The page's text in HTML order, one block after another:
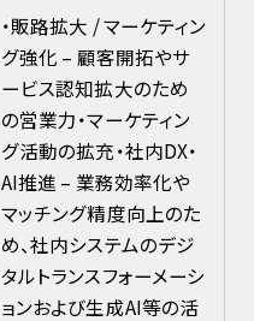
・販路拡大 / マーケティン
グ強化 – 顧客開拓やサ
ービス認知拡大のため
の営業力・マーケティン
グ活動の拡充・社内DX・
AI推進 – 業務効率化や
マッチング精度向上のた
め、社内システムのデジ
タルトランスフォーメーシ
ョンおよび生成AI等の活